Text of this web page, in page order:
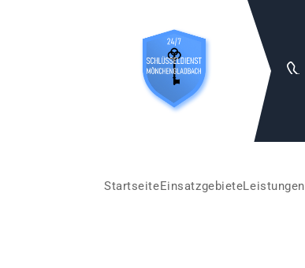
StartseiteEinsatzgebieteLeistungen